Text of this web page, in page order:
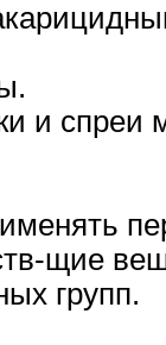
и спреи
щие
групп.